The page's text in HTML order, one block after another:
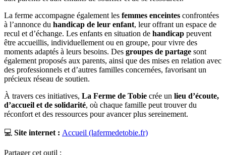
La ferme accompagne également les femmes enceintes confrontées
à l’annonce du handicap de leur enfant, leur offrant un espace de
recul et d’échange. Les enfants en situation de handicap peuvent
être accueillis, individuellement ou en groupe, pour vivre des
moments adaptés à leurs besoins. Des groupes de partage sont
également proposés aux parents, ainsi que des mises en relation avec
des professionnels et d’autres familles concernées, favorisant un
précieux réseau de soutien.
À travers ces initiatives, La Ferme de Tobie crée un lieu d’écoute,
d’accueil et de solidarité, où chaque famille peut trouver du
réconfort et des ressources pour avancer plus sereinement.
💻 Site internet : Accueil (lafermedetobie.fr)
Partager cet outil :